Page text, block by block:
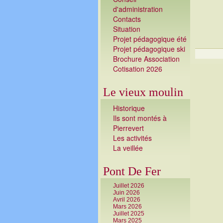
d'administration
Contacts
Situation
Projet pédagogique été
Projet pédagogique ski
Brochure Association
Cotisation 2026
Le vieux moulin
Historique
Ils sont montés à
Pierrevert
Les activités
La veillée
Pont De Fer
Juillet 2026
Juin 2026
Avril 2026
Mars 2026
Juillet 2025
Mars 2025